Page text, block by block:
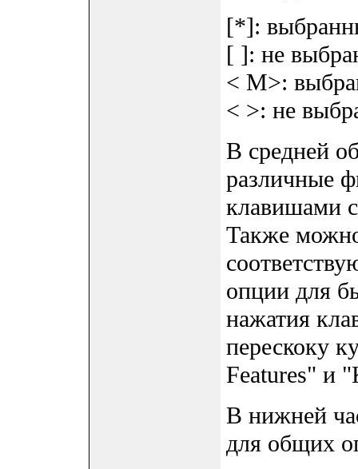
[*]:
[ ]: не
< M>:
< >: не
В средней
различные
клавишами
Также
опции для
нажатия
перескоку
Features" и
В нижней
для общих